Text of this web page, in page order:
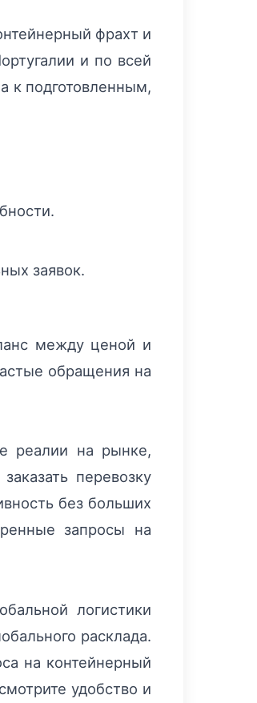
фрахт и
и по всей
к подготовленным,
заявок.
между ценой и
обращения на
реалии на рынке,
перевозку
без больших
запросы на
логистики
расклада.
на контейнерный
удобство и